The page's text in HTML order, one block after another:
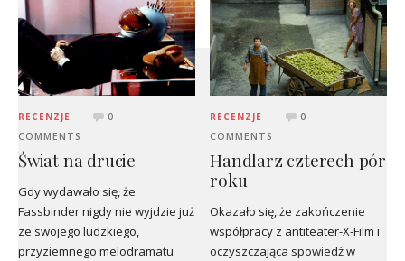
RECENZJE
0
COMMENTS
Świat na drucie
Gdy wydawało się, że
Fassbinder nigdy nie wyjdzie już
ze swojego ludzkiego,
przyziemnego melodramatu
RECENZJE
0
COMMENTS
Handlarz czterech pór
roku
Okazało się, że zakończenie
współpracy z antiteater-X-Film i
oczyszczająca spowiedź w